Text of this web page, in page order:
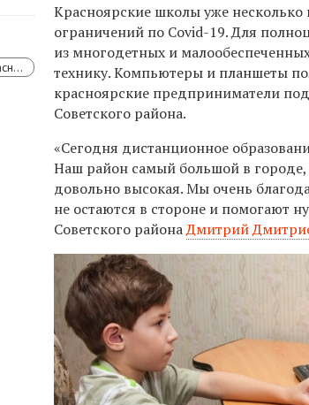
Коронавирус и ОРВИ в Красноярском крае
Красноярские школы уже
ограничений по Covid-19. Для
из многодетных и
технику. Компьютеры и планшеты
красноярские предприниматели
Советского района.
«Сегодня дистанционное
Наш район самый большой в
довольно высокая. Мы очень
не остаются в стороне и помогают
Советского районаДмитрий